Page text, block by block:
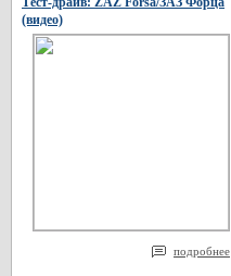
(видео)
подробнее